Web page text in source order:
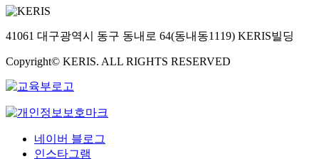
41061 대구광역시 동구 동내로 64(동내동1119) KERIS빌딩
Copyright© KERIS. ALL RIGHTS RESERVED
네이버 블로그
인스타그램